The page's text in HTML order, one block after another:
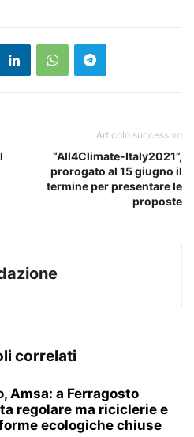
Articolo successivo
“All4Climate-Italy2021”,
prorogato al 15 giugno il
termine per presentare le
proposte
correlati
Amsa: a Ferragosto
regolare ma riciclerie e
ecologiche chiuse